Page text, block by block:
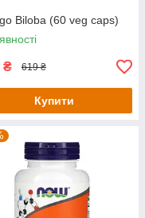
Biloba (60 veg caps)
₴ 619 ₴
Купити